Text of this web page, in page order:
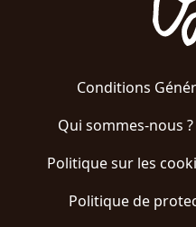
Conditions
Qui sommes-nous ?
Politique sur les
Politique de